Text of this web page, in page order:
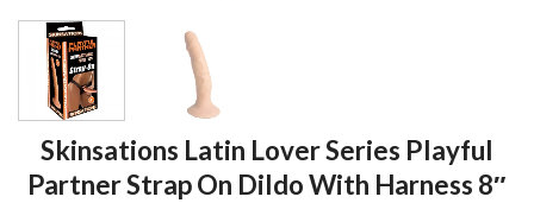
Skinsations Latin Lover Series Playful
Partner Strap On Dildo With Harness 8″